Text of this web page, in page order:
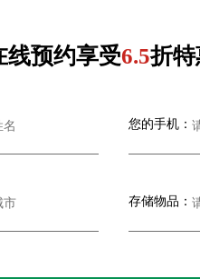
线预约享受6.5折
您的手机：
存储物品：